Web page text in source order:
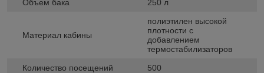
Объем бака
250 л
Материал кабины
полиэтилен высокой
плотности с
добавлением
термостабилизаторов
Количество посещений
500